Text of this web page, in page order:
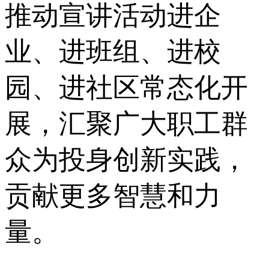
推动宣讲活动进企
业、进班组、进校
园、进社区常态化开
展，汇聚广大职工群
众为投身创新实践，
贡献更多智慧和力
量。